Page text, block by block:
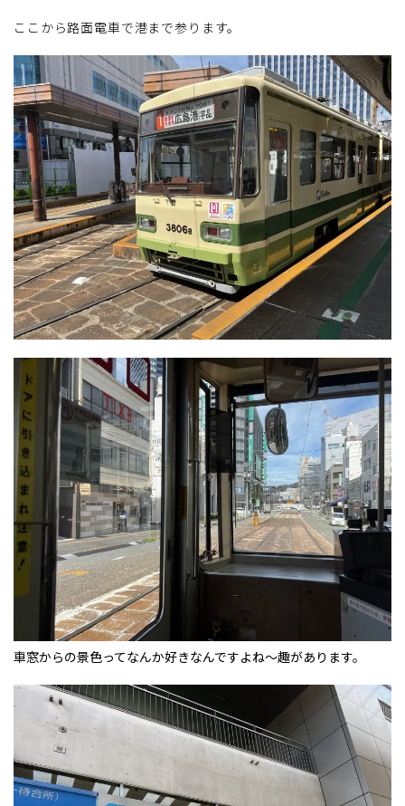
ここから路面電車で港まで参ります。
車窓からの景色ってなんか好きなんですよね～趣があります。